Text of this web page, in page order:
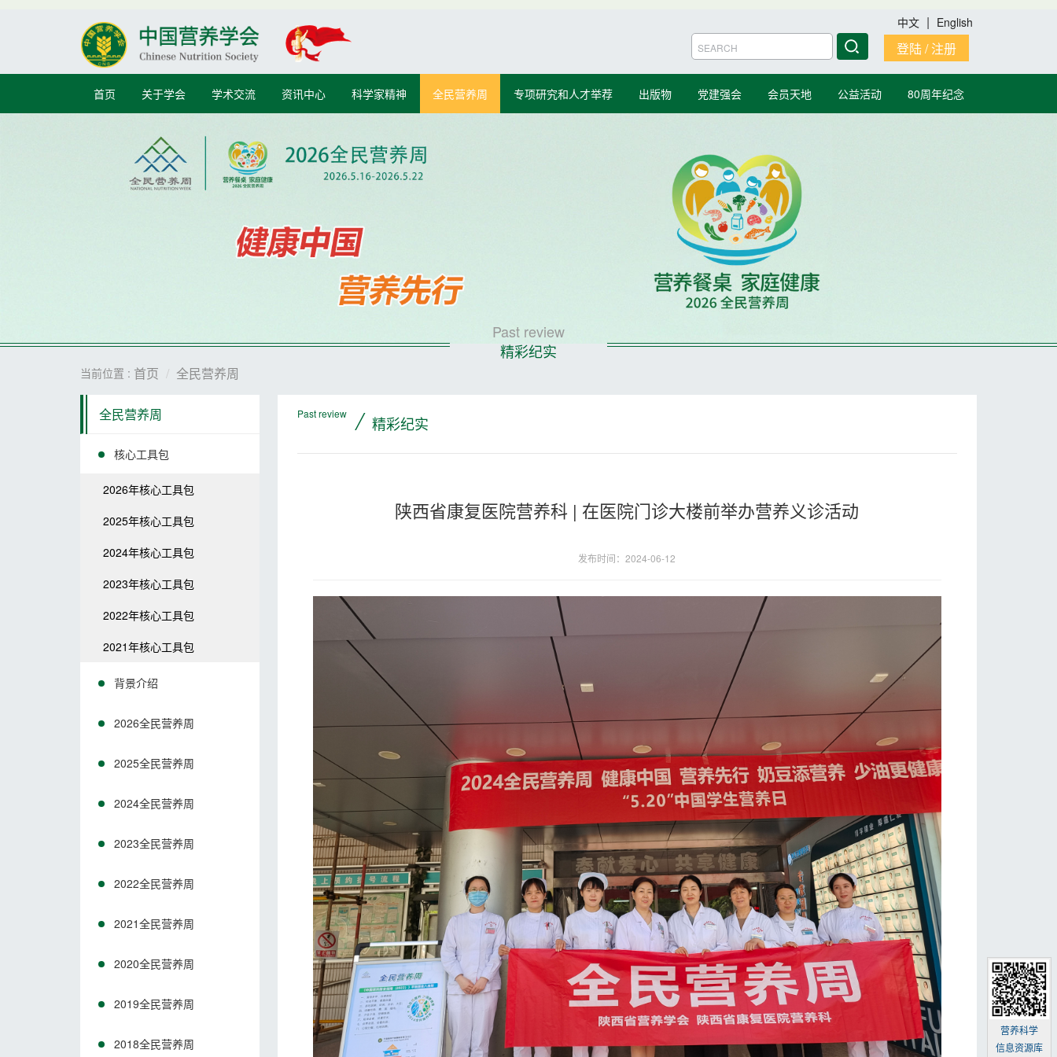
中文 | English
登陆 / 注册
首页 关于学会 学术交流 资讯中心 科学家精神 全民营养周 专项研究和人才举荐 出版物 党建强会 会员天地 公益活动 80周年纪念
Past review
精彩纪实
当前位置 : 首页 全民营养周
全民营养周
核心工具包
2026年核心工具包
2025年核心工具包
2024年核心工具包
2023年核心工具包
2022年核心工具包
2021年核心工具包
背景介绍
2026全民营养周
2025全民营养周
2024全民营养周
2023全民营养周
2022全民营养周
2021全民营养周
2020全民营养周
2019全民营养周
2018全民营养周
Past review / 精彩纪实
陕西省康复医院营养科 | 在医院门诊大楼前举办营养义诊活动
发布时间：2024-06-12
营养科学
信息资源库